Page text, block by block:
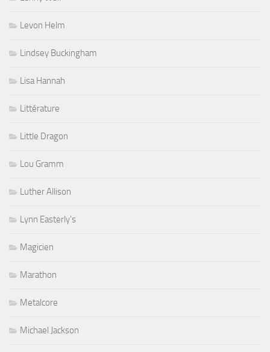
Levon Helm
Lindsey Buckingham
Lisa Hannah
Littérature
Little Dragon
Lou Gramm
Luther Allison
Lynn Easterly's
Magicien
Marathon
Metalcore
Michael Jackson